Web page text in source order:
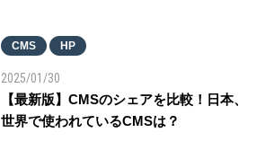
CMS HP
2025/01/30
【最新版】CMSのシェアを比較！日本、
世界で使われているCMSは？